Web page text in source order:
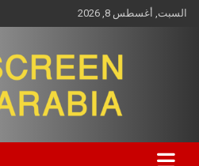
السبت, أغسطس 8, 2026
Screen Arabia